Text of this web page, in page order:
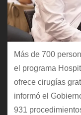
Más de 700
el programa
ofrece cirugías
informó el
931